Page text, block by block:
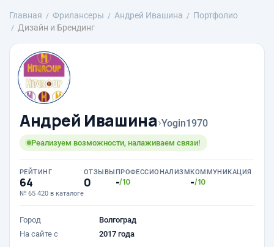
Главная Фрилансеры Андрей Ивашина
Портфолио
Дизайн и Брендинг
Андрей Ивашина›Yogin1970
Реализуем возможности, налаживаем связи!
РЕЙТИНГ
64
№ 65 420 в каталоге
ОТЗЫВЫ
0
ПРОФЕССИОНАЛИЗМ
-/10
КОММУНИКАЦИЯ
-/10
Город
Волгоград
На сайте с
2017 года